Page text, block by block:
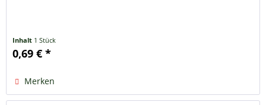
Inhalt 1 Stück
0,69 € *
Merken